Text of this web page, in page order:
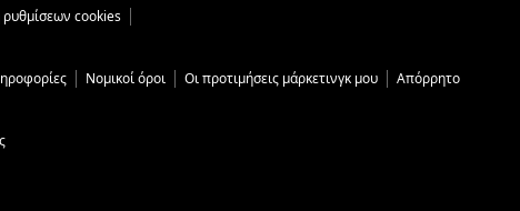
cookies
Νομικοί όροι Οι προτιμήσεις μάρκετινγκ μου Απόρρητο